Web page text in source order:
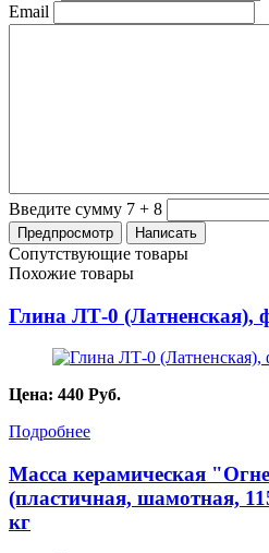
Email
Введите сумму 7 + 8
Сопутствующие товары
Похожие товары
Глина ЛТ-0 (Латненская),
Цена: 440 Руб.
Подробнее
Масса керамическая
(пластичная, шамотная,
кг